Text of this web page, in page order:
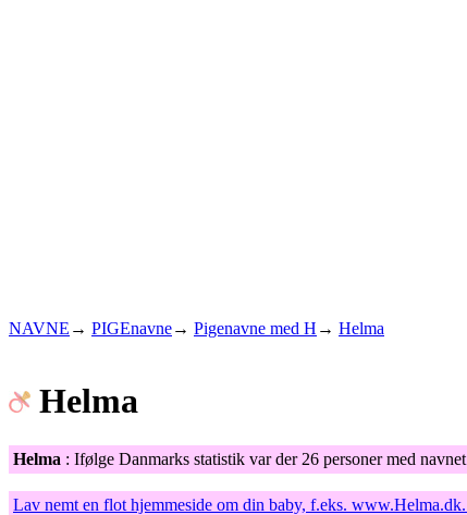
NAVNE → PIGEnavne→ Pigenavne med H → Helma
Helma
Helma : Ifølge Danmarks statistik var der 26 personer med
Lav nemt en flot hjemmeside om din baby, f.eks. www.Helma.dk